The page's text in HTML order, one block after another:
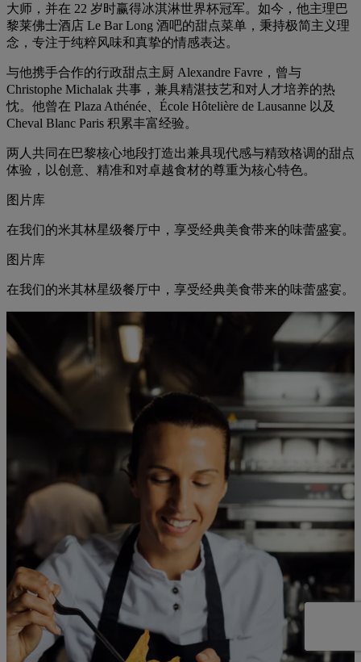
大师，并在 22 岁时赢得冰淇淋世界杯冠军。如今，他主理巴
黎莱佛士酒店 Le Bar Long 酒吧的甜点菜单，秉持极简主义理
念，专注于纯粹风味和真挚的情感表达。
与他携手合作的行政甜点主厨 Alexandre Favre，曾与
Christophe Michalak 共事，兼具精湛技艺和对人才培养的热
忱。他曾在 Plaza Athénée、École Hôtelière de Lausanne 以及
Cheval Blanc Paris 积累丰富经验。
两人共同在巴黎核心地段打造出兼具现代感与精致格调的甜点
体验，以创意、精准和对卓越食材的尊重为核心特色。
图片库
在我们的米其林星级餐厅中，享受经典美食带来的味蕾盛宴。
图片库
在我们的米其林星级餐厅中，享受经典美食带来的味蕾盛宴。